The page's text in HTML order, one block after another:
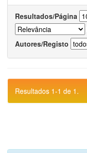
Resultados/Página
Autores/Registo
Resultados 1-1 de 1.